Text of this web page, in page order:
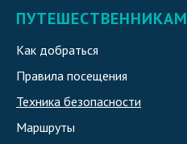
ПУТЕШЕСТВЕННИКАМ
Как добраться
Правила посещения
Техника безопасности
Маршруты